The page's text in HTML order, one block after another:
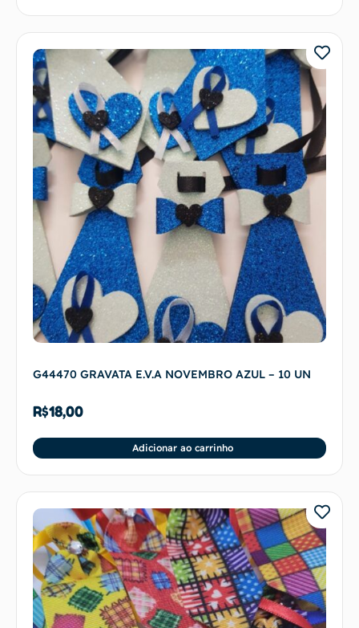
G44470 GRAVATA E.V.A NOVEMBRO AZUL – 10 UN
R$18,00
Adicionar ao carrinho